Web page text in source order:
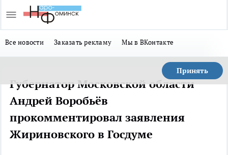
Все новости Заказать рекламу Мы в ВКонтакте
Принять
Губернатор Московской области
Андрей Воробьёв
прокомментировал заявления
Жириновского в Госдуме